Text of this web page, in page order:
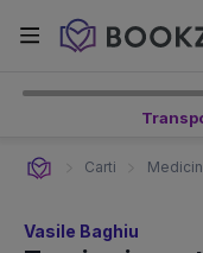
Carti
Vasile Baghiu